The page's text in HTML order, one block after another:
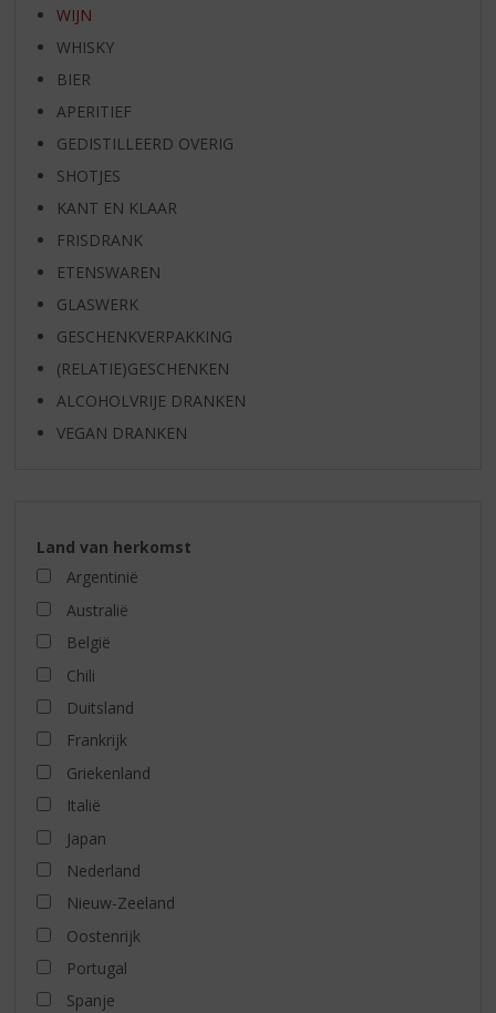
WIJN
WHISKY
BIER
APERITIEF
GEDISTILLEERD OVERIG
SHOTJES
KANT EN KLAAR
FRISDRANK
ETENSWAREN
GLASWERK
GESCHENKVERPAKKING
(RELATIE)GESCHENKEN
ALCOHOLVRIJE DRANKEN
VEGAN DRANKEN
Land van herkomst
Argentinië
Australië
België
Chili
Duitsland
Frankrijk
Griekenland
Italië
Japan
Nederland
Nieuw-Zeeland
Oostenrijk
Portugal
Spanje